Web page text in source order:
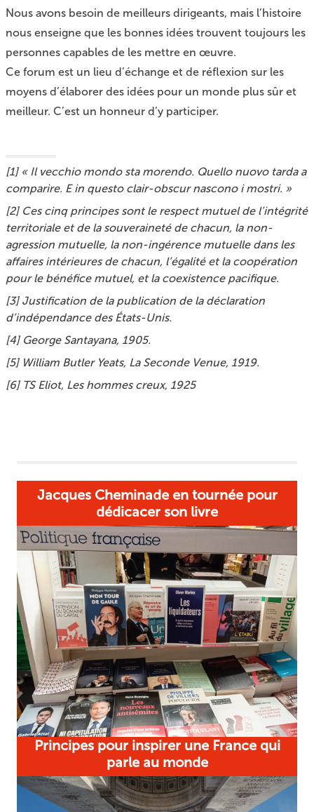
Nous avons besoin de meilleurs dirigeants, mais l’histoire
nous enseigne que les bonnes idées trouvent toujours les
personnes capables de les mettre en œuvre.
Ce forum est un lieu d’échange et de réflexion sur les
moyens d’élaborer des idées pour un monde plus sûr et
meilleur. C’est un honneur d’y participer.
[1] « Il vecchio mondo sta morendo. Quello nuovo tarda a
comparire. E in questo clair-obscur nascono i mostri. »
[2] Ces cinq principes sont le respect mutuel de l’intégrité
territoriale et de la souveraineté de chacun, la non-
agression mutuelle, la non-ingérence mutuelle dans les
affaires intérieures de chacun, l’égalité et la coopération
pour le bénéfice mutuel, et la coexistence pacifique.
[3] Justification de la publication de la déclaration
d’indépendance des États-Unis.
[4] George Santayana, 1905.
[5] William Butler Yeats, La Seconde Venue, 1919.
[6] TS Eliot, Les hommes creux, 1925
Jacques Cheminade en tournée pour
dédicacer son livre
Principes pour inspirer une France qui
parle au monde